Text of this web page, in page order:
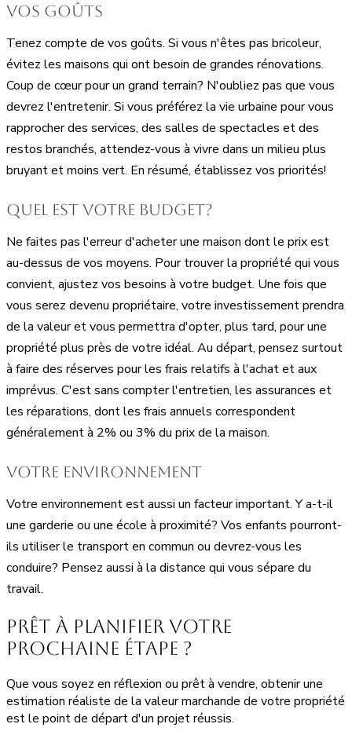
Vos goûts
Tenez compte de vos goûts. Si vous n'êtes pas bricoleur,
évitez les maisons qui ont besoin de grandes rénovations.
Coup de cœur pour un grand terrain? N'oubliez pas que vous
devrez l'entretenir. Si vous préférez la vie urbaine pour vous
rapprocher des services, des salles de spectacles et des
restos branchés, attendez-vous à vivre dans un milieu plus
bruyant et moins vert. En résumé, établissez vos priorités!
Quel est votre budget?
Ne faites pas l'erreur d'acheter une maison dont le prix est
au-dessus de vos moyens. Pour trouver la propriété qui vous
convient, ajustez vos besoins à votre budget. Une fois que
vous serez devenu propriétaire, votre investissement prendra
de la valeur et vous permettra d'opter, plus tard, pour une
propriété plus près de votre idéal. Au départ, pensez surtout
à faire des réserves pour les frais relatifs à l'achat et aux
imprévus. C'est sans compter l'entretien, les assurances et
les réparations, dont les frais annuels correspondent
généralement à 2% ou 3% du prix de la maison.
Votre environnement
Votre environnement est aussi un facteur important. Y a-t-il
une garderie ou une école à proximité? Vos enfants pourront-
ils utiliser le transport en commun ou devrez-vous les
conduire? Pensez aussi à la distance qui vous sépare du
travail.
Prêt à planifier votre
prochaine étape ?
Que vous soyez en réflexion ou prêt à vendre, obtenir une
estimation réaliste de la valeur marchande de votre propriété
est le point de départ d'un projet réussis.